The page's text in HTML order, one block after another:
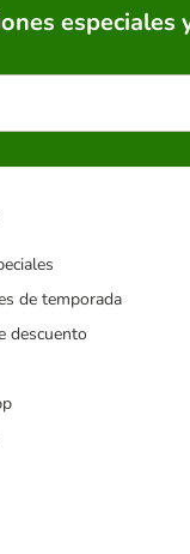
especiales
de temporada
descuento